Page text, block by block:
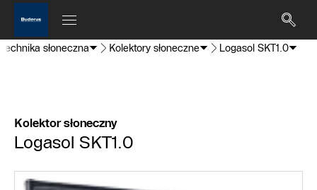
Technika słoneczna Kolektory słoneczne Logasol SKT1.0
Kolektor słoneczny
Logasol SKT1.0